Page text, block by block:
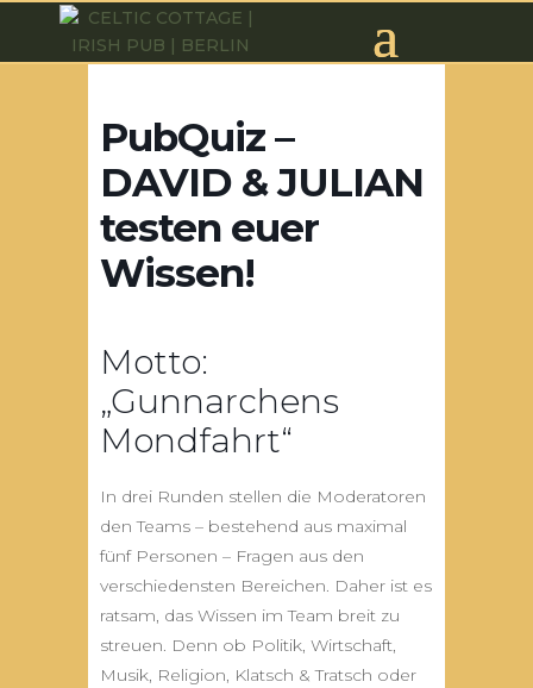
PubQuiz –
DAVID & JULIAN
testen euer
Wissen!
Motto:
„Gunnarchens
Mondfahrt“
In drei Runden stellen die Moderatoren
den Teams – bestehend aus maximal
fünf Personen – Fragen aus den
verschiedensten Bereichen. Daher ist es
ratsam, das Wissen im Team breit zu
streuen. Denn ob Politik, Wirtschaft,
Musik, Religion, Klatsch & Tratsch oder